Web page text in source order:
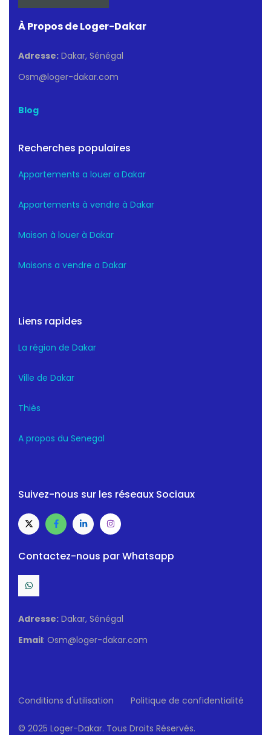
À Propos de Loger-Dakar
Adresse: Dakar, Sénégal
Osm@loger-dakar.com
Blog
Recherches populaires
Appartements a louer a Dakar
Appartements à vendre à Dakar
Maison à louer à Dakar
Maisons a vendre a Dakar
Liens rapides
La région de Dakar
Ville de Dakar
Thiès
A propos du Senegal
Suivez-nous sur les réseaux Sociaux
Contactez-nous par Whatsapp
Adresse: Dakar, Sénégal
Email: Osm@loger-dakar.com
Conditions d'utilisation Politique de confidentialité
© 2025 Loger-Dakar. Tous Droits Réservés.